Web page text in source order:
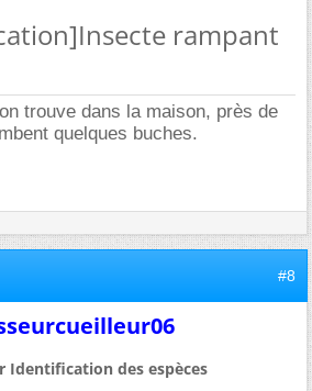
rampant
trouve dans la maison, près de
quelques buches.
#8
Identification des espèces